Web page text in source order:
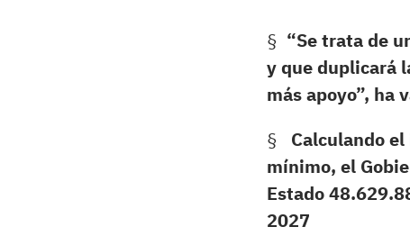
§ “Se trata de
y que duplicará
más apoyo”, ha
§ Calculando
mínimo, el
Estado
2027